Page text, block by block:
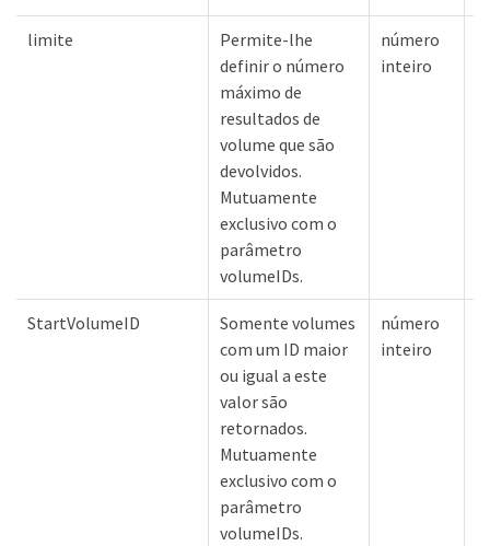
limite
Permite-lhe
definir o número
máximo de
resultados de
volume que são
devolvidos.
Mutuamente
exclusivo com o
parâmetro
volumeIDs.
número
inteiro
StartVolumeID
Somente volumes
com um ID maior
ou igual a este
valor são
retornados.
Mutuamente
exclusivo com o
parâmetro
volumeIDs.
número
inteiro